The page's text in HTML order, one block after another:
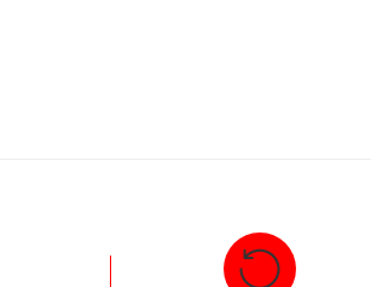
Bu ürüne ilk yorumu siz yapın!